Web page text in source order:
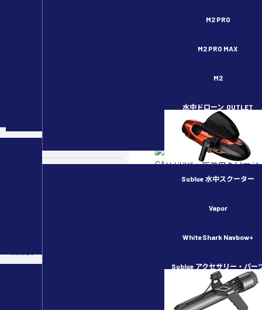
M2 PRO
M2 PRO MAX
M2
水中ドローン OUTLET
Sublue 水中スクーター
Vapor
WhiteShark Navbow+
Sublue アクセサリー・パー
産業用ドローン
業務用ドローンのシミュレ
前にマスター
y.oku
CATEGORY :産業用ドローン
UPDATE : 2023/08/25（金）
Matrice 30/30T
Matrice 350 RTK
Phantom 4 RTK
POST
LINEで送る